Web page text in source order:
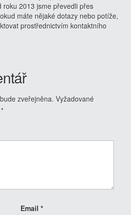
roku 2013 jsme převedli přes
máte nějaké dotazy nebo potíže,
prostřednictvím kontaktního
zveřejněna. Vyžadované
*
Email *